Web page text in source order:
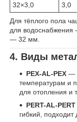
32×3,0
3,0
Для тёплого пола
для водоснабжения
— 32 мм.
4. Виды
PEX-AL-PEX —
температурам и
для отопления и
PERT-AL-PERT
гибкий,